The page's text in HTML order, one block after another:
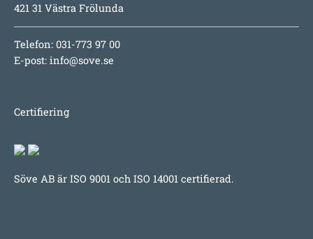
421 31 Västra Frölunda
Telefon: 031-773 97 00
E-post: info@sove.se
Certifiering
Söve AB är ISO 9001 och ISO 14001 certifierad.